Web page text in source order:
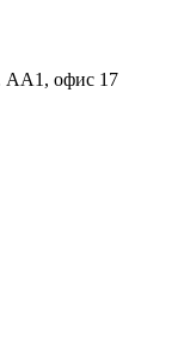
АА1, офис 17